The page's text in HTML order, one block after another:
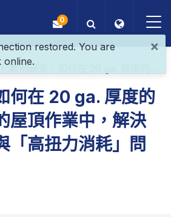
0
案例研究：如何在 20 ga. 厚度的鋼板對木材的屋頂作業中，解決「起步慢」與「高扭力消耗」問題
何在 20 ga. 厚度的
屋頂作業中，解決
「高扭力消耗」問
×
restored. You are
online.